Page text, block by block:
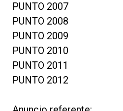
PUNTO 2007
PUNTO 2008
PUNTO 2009
PUNTO 2010
PUNTO 2011
PUNTO 2012